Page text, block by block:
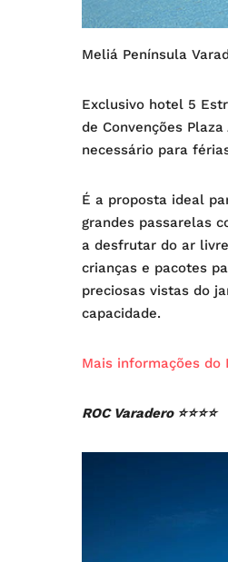
Meliá Península
Exclusivo hotel 5
de Convenções
necessário para
É a proposta ideal
grandes passarelas
a desfrutar do ar
crianças e pacotes
preciosas vistas do
capacidade.
Mais informações do
ROC Varadero ⭐⭐⭐⭐